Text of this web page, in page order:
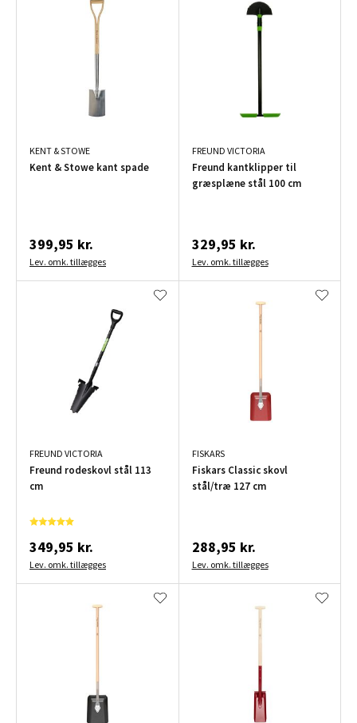
KENT & STOWE
Kent & Stowe kant spade
399,95 kr.
Lev. omk. tillægges
FREUND VICTORIA
Freund kantklipper til
græsplæne stål 100 cm
329,95 kr.
Lev. omk. tillægges
FREUND VICTORIA
Freund rodeskovl stål 113
cm
349,95 kr.
Lev. omk. tillægges
FISKARS
Fiskars Classic skovl
stål/træ 127 cm
288,95 kr.
Lev. omk. tillægges